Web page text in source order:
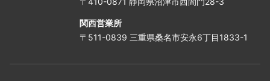
関西営業所
〒511-0839 三重県桑名市安永6丁目1833-1